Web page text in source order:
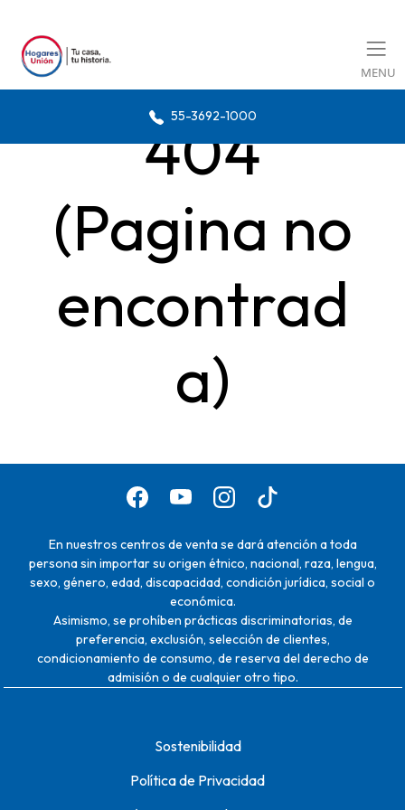
MENU
55-3692-1000
404
(Pagina no
encontrad
a)
En nuestros centros de venta se dará atención a toda
persona sin importar su origen étnico, nacional, raza, lengua,
sexo, género, edad, discapacidad, condición jurídica, social o
económica.
Asimismo, se prohíben prácticas discriminatorias, de
preferencia, exclusión, selección de clientes,
condicionamiento de consumo, de reserva del derecho de
admisión o de cualquier otro tipo.
Sostenibilidad
Política de Privacidad